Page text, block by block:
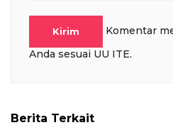
Kirim
Komentar
Anda sesuai UU ITE.
Berita Terkait